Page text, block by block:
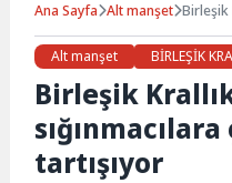
Ana Sayfa Alt manşet Birleşik
Alt manşet
BİRLEŞİK
Birleşik
tartışıyor